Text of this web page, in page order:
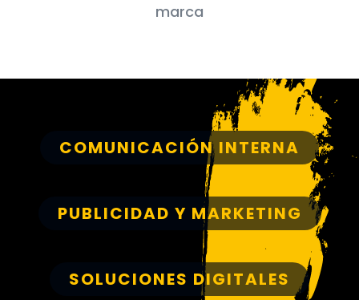
marca
COMUNICACIÓN INTERNA
PUBLICIDAD Y MARKETING
SOLUCIONES DIGITALES